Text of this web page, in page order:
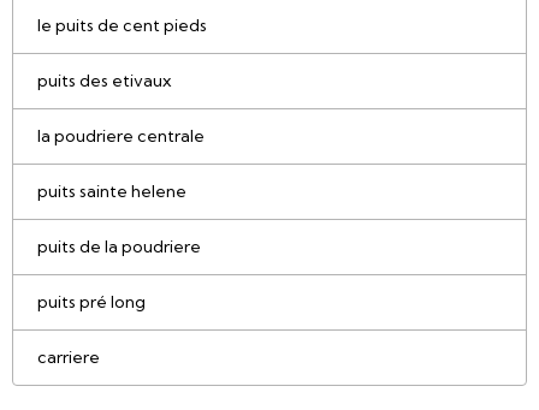
le puits de cent pieds
puits des etivaux
la poudriere centrale
puits sainte helene
puits de la poudriere
puits pré long
carriere